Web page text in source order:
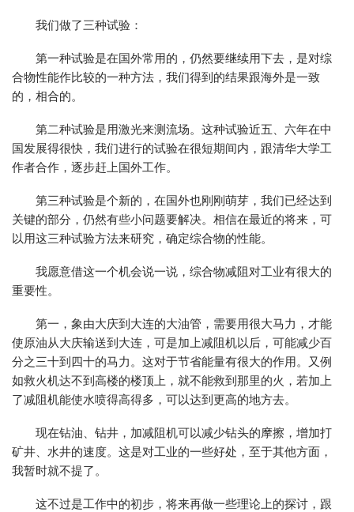
我们做了三种试验：
第一种试验是在国外常用的，仍然要继续用下去，是对综
合物性能作比较的一种方法，我们得到的结果跟海外是一致
的，相合的。
第二种试验是用激光来测流场。这种试验近五、六年在中
国发展得很快，我们进行的试验在很短期间内，跟清华大学工
作者合作，逐步赶上国外工作。
第三种试验是个新的，在国外也刚刚萌芽，我们已经达到
关键的部分，仍然有些小问题要解决。相信在最近的将来，可
以用这三种试验方法来研究，确定综合物的性能。
我愿意借这一个机会说一说，综合物减阻对工业有很大的
重要性。
第一，象由大庆到大连的大油管，需要用很大马力，才能
使原油从大庆输送到大连，可是加上减阻机以后，可能减少百
分之三十到四十的马力。这对于节省能量有很大的作用。又例
如救火机达不到高楼的楼顶上，就不能救到那里的火，若加上
了减阻机能使水喷得高得多，可以达到更高的地方去。
现在钻油、钻井，加减阻机可以减少钻头的摩擦，增加打
矿井、水井的速度。这是对工业的一些好处，至于其他方面，
我暂时就不提了。
这不过是工作中的初步，将来再做一些理论上的探讨，跟